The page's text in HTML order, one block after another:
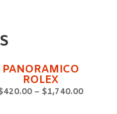
PANORAMICO
ROLEX
420.00 –$1,740.00